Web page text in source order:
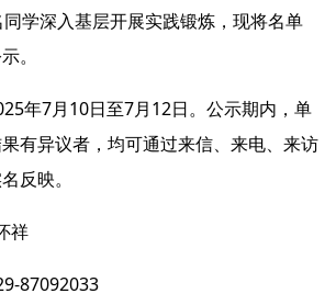
学深入基层开展实践锻炼，现将名单
。
年7月10日至7月12日。公示期内，单
有异议者，均可通过来信、来电、来访
反映。
祥
87092033